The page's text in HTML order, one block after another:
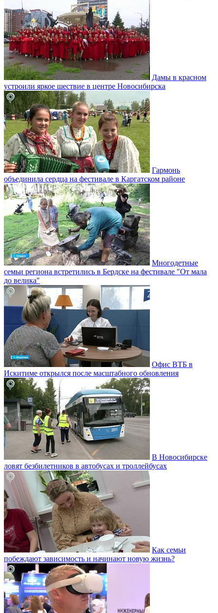
Дамы в красном
устроили яркое шествие в центре Новосибирска
Гармонь
объединила сердца на фестивале в Каргатском районе
Многодетные
семьи региона встретились в Бердске на фестивале "От мала
до велика"
Офис ВТБ в
Искитиме открылся после масштабного обновления
В Новосибирске
ловят безбилетников в автобусах и троллейбусах
Как семьи
побеждают зависимость и начинают новую жизнь?